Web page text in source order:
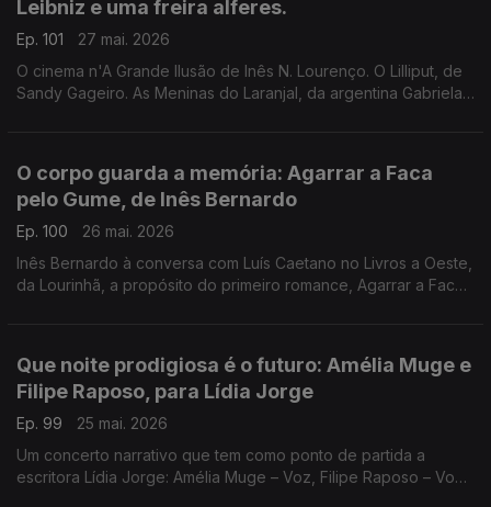
Leibniz e uma freira alferes.
Ep. 101
27 mai. 2026
O cinema n'A Grande Ilusão de Inês N. Lourenço. O Lilliput, de
Sandy Gageiro. As Meninas do Laranjal, da argentina Gabriela
O corpo guarda a memória: Agarrar a Faca
pelo Gume, de Inês Bernardo
Ep. 100
26 mai. 2026
Inês Bernardo à conversa com Luís Caetano no Livros a Oeste,
da Lourinhã, a propósito do primeiro romance, Agarrar a Faca
Que noite prodigiosa é o futuro: Amélia Muge e
Filipe Raposo, para Lídia Jorge
Ep. 99
25 mai. 2026
Um concerto narrativo que tem como ponto de partida a
escritora Lídia Jorge: Amélia Muge – Voz, Filipe Raposo – Voz